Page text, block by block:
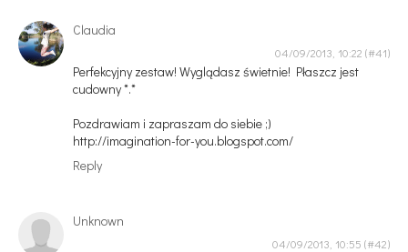
Claudia
04/09/2013, 10:22
Perfekcyjny zestaw! Wyglądasz świetnie! Płaszcz jest
cudowny *.*
Pozdrawiam i zapraszam do siebie ;)
http://imagination-for-you.blogspot.com/
Reply
Unknown
04/09/2013, 10:55